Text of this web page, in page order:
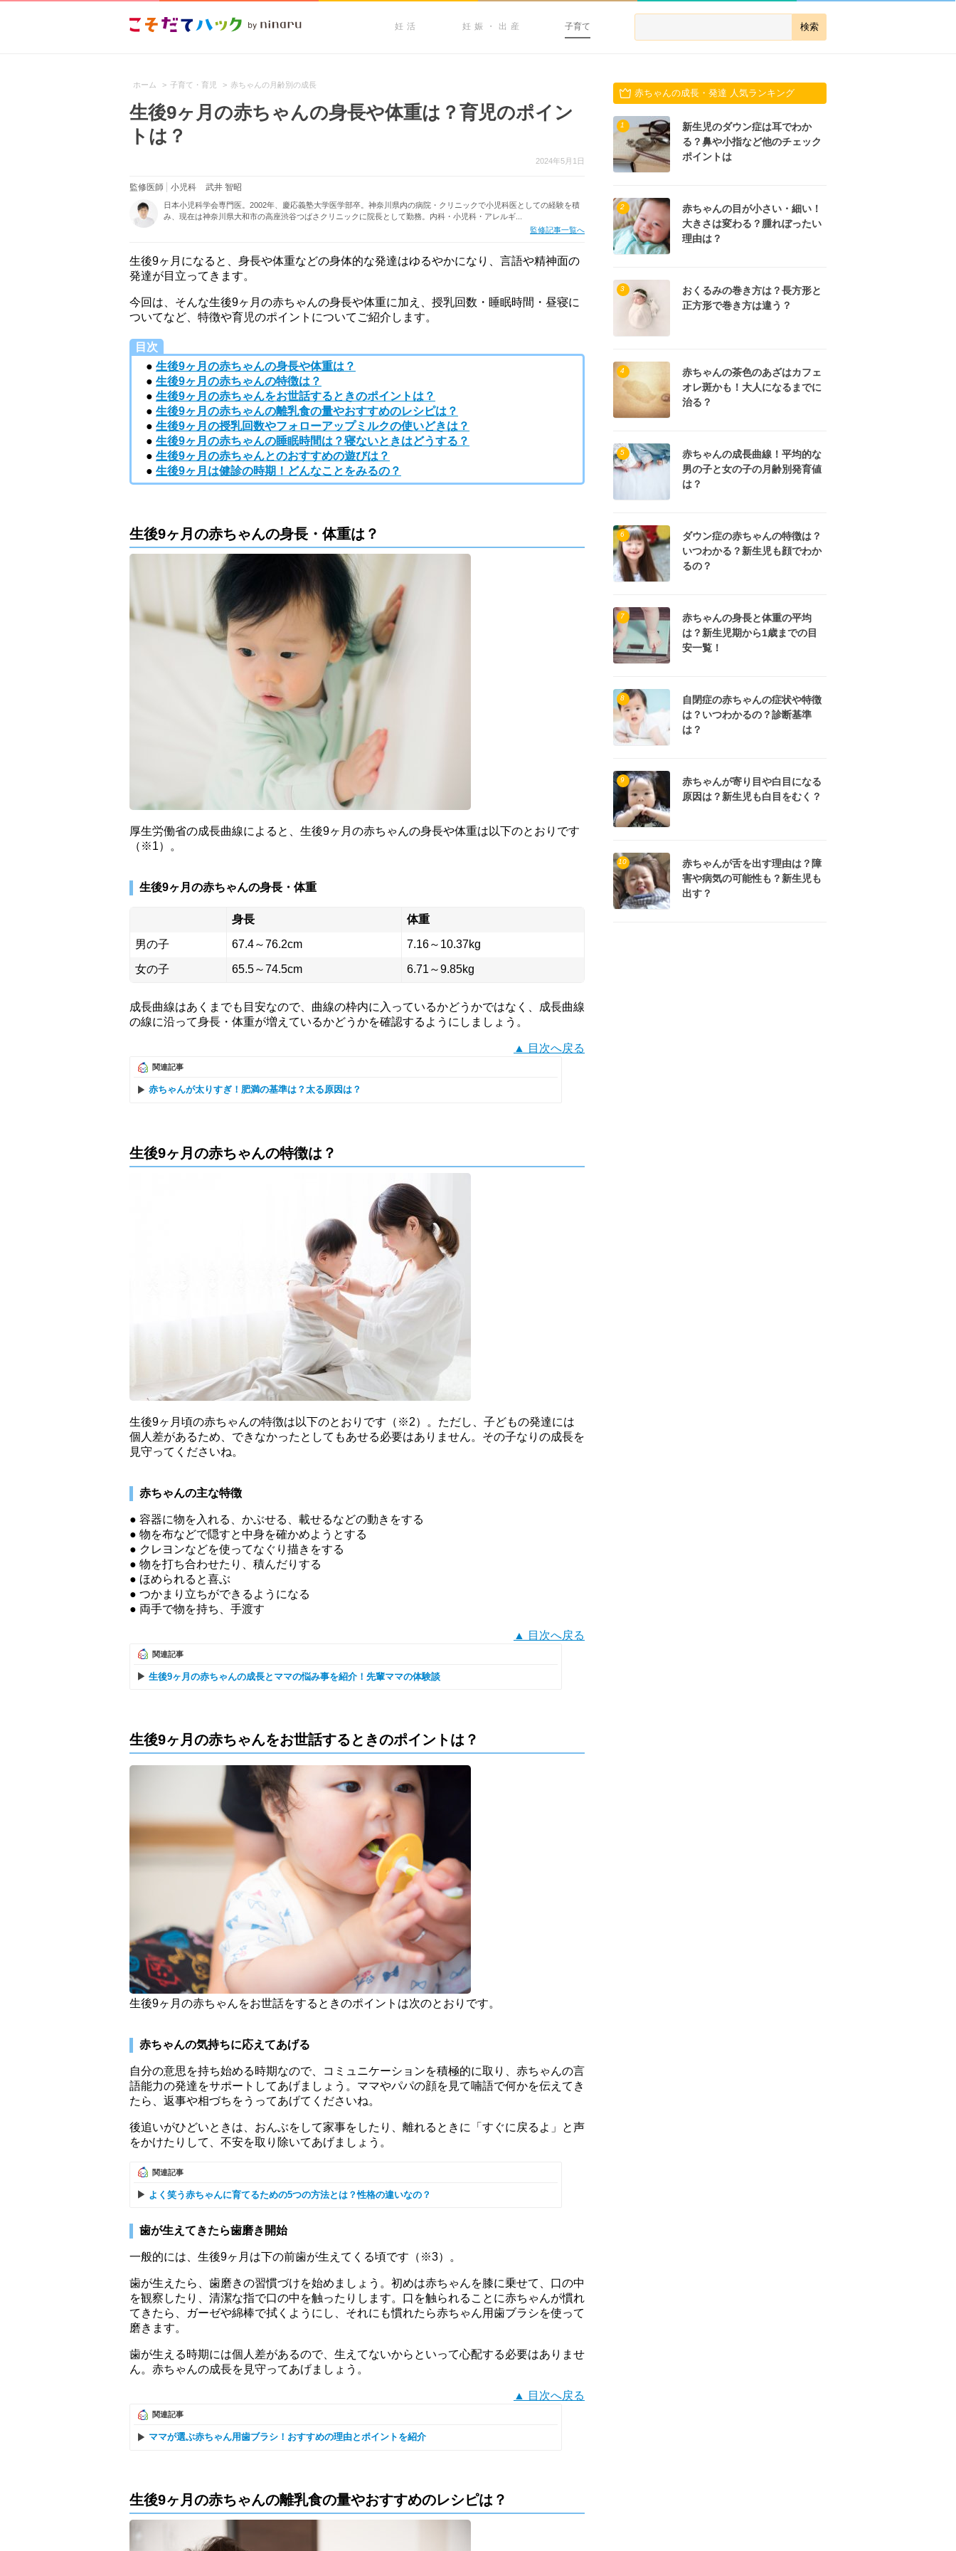
妊活 妊娠・出産 子育て
ホーム > 子育て・育児 > 赤ちゃんの月齢別の成長
生後9ヶ月の赤ちゃんの身長や体重は？育児のポイン
トは？
2024年5月1日
監修医師 小児科 武井 智昭
日本小児科学会専門医。2002年、慶応義塾大学医学部卒。神奈川県内の病院・クリニックで小児科医としての経験を積
み、現在は神奈川県大和市の高座渋谷つばさクリニックに院長として勤務。内科・小児科・アレルギ...
監修記事一覧へ
生後9ヶ月になると、身長や体重などの身体的な発達はゆるやかになり、言語や精神面の
発達が目立ってきます。
今回は、そんな生後9ヶ月の赤ちゃんの身長や体重に加え、授乳回数・睡眠時間・昼寝に
ついてなど、特徴や育児のポイントについてご紹介します。
目次
● 生後9ヶ月の赤ちゃんの身長や体重は？
● 生後9ヶ月の赤ちゃんの特徴は？
● 生後9ヶ月の赤ちゃんをお世話するときのポイントは？
● 生後9ヶ月の赤ちゃんの離乳食の量やおすすめのレシピは？
● 生後9ヶ月の授乳回数やフォローアップミルクの使いどきは？
● 生後9ヶ月の赤ちゃんの睡眠時間は？寝ないときはどうする？
● 生後9ヶ月の赤ちゃんとのおすすめの遊びは？
● 生後9ヶ月は健診の時期！どんなことをみるの？
生後9ヶ月の赤ちゃんの身長・体重は？
厚生労働省の成長曲線によると、生後9ヶ月の赤ちゃんの身長や体重は以下のとおりです
（※1）。
生後9ヶ月の赤ちゃんの身長・体重
身長 体重
男の子 67.4～76.2cm 7.16～10.37kg
女の子 65.5～74.5cm 6.71～9.85kg
成長曲線はあくまでも目安なので、曲線の枠内に入っているかどうかではなく、成長曲線
の線に沿って身長・体重が増えているかどうかを確認するようにしましょう。
▲ 目次へ戻る
関連記事
赤ちゃんが太りすぎ！肥満の基準は？太る原因は？
生後9ヶ月の赤ちゃんの特徴は？
生後9ヶ月頃の赤ちゃんの特徴は以下のとおりです（※2）。ただし、子どもの発達には
個人差があるため、できなかったとしてもあせる必要はありません。その子なりの成長を
見守ってくださいね。
赤ちゃんの主な特徴
● 容器に物を入れる、かぶせる、載せるなどの動きをする
● 物を布などで隠すと中身を確かめようとする
● クレヨンなどを使ってなぐり描きをする
● 物を打ち合わせたり、積んだりする
● ほめられると喜ぶ
● つかまり立ちができるようになる
● 両手で物を持ち、手渡す
▲ 目次へ戻る
関連記事
生後9ヶ月の赤ちゃんの成長とママの悩み事を紹介！先輩ママの体験談
生後9ヶ月の赤ちゃんをお世話するときのポイントは？
生後9ヶ月の赤ちゃんをお世話をするときのポイントは次のとおりです。
赤ちゃんの気持ちに応えてあげる
自分の意思を持ち始める時期なので、コミュニケーションを積極的に取り、赤ちゃんの言
語能力の発達をサポートしてあげましょう。ママやパパの顔を見て喃語で何かを伝えてき
たら、返事や相づちをうってあげてくださいね。
後追いがひどいときは、おんぶをして家事をしたり、離れるときに「すぐに戻るよ」と声
をかけたりして、不安を取り除いてあげましょう。
関連記事
よく笑う赤ちゃんに育てるための5つの方法とは？性格の違いなの？
歯が生えてきたら歯磨き開始
一般的には、生後9ヶ月は下の前歯が生えてくる頃です（※3）。
歯が生えたら、歯磨きの習慣づけを始めましょう。初めは赤ちゃんを膝に乗せて、口の中
を観察したり、清潔な指で口の中を触ったりします。口を触られることに赤ちゃんが慣れ
てきたら、ガーゼや綿棒で拭くようにし、それにも慣れたら赤ちゃん用歯ブラシを使って
磨きます。
歯が生える時期には個人差があるので、生えてないからといって心配する必要はありませ
ん。赤ちゃんの成長を見守ってあげましょう。
▲ 目次へ戻る
関連記事
ママが選ぶ赤ちゃん用歯ブラシ！おすすめの理由とポイントを紹介
生後9ヶ月の赤ちゃんの離乳食の量やおすすめのレシピは？
赤ちゃんの成長・発達 人気ランキング
1
新生児のダウン症は耳でわか
る？鼻や小指など他のチェック
ポイントは
2
赤ちゃんの目が小さい・細い！
大きさは変わる？腫れぼったい
理由は？
3
おくるみの巻き方は？長方形と
正方形で巻き方は違う？
4
赤ちゃんの茶色のあざはカフェ
オレ斑かも！大人になるまでに
治る？
5
赤ちゃんの成長曲線！平均的な
男の子と女の子の月齢別発育値
は？
6
ダウン症の赤ちゃんの特徴は？
いつわかる？新生児も顔でわか
るの？
7
赤ちゃんの身長と体重の平均
は？新生児期から1歳までの目
安一覧！
8
自閉症の赤ちゃんの症状や特徴
は？いつわかるの？診断基準
は？
9
赤ちゃんが寄り目や白目になる
原因は？新生児も白目をむく？
10
赤ちゃんが舌を出す理由は？障
害や病気の可能性も？新生児も
出す？